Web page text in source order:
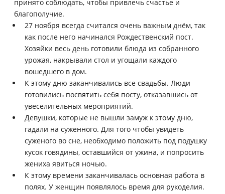
принято соблюдать, чтобы привлечь счастье и
благополучие.
27 ноября всегда считался очень важным днём, так
как после него начинался Рождественский пост.
Хозяйки весь день готовили блюда из собранного
урожая, накрывали стол и угощали каждого
вошедшего в дом.
К этому дню заканчивались все свадьбы. Люди
готовились посвятить себя посту, отказавшись от
увеселительных мероприятий.
Девушки, которые не вышли замуж к этому дню,
гадали на суженного. Для того чтобы увидеть
суженого во сне, необходимо положить под подушку
кусок говядины, оставшийся от ужина, и попросить
жениха явиться ночью.
К этому времени заканчивалась основная работа в
полях. У женщин появлялось время для рукоделия.